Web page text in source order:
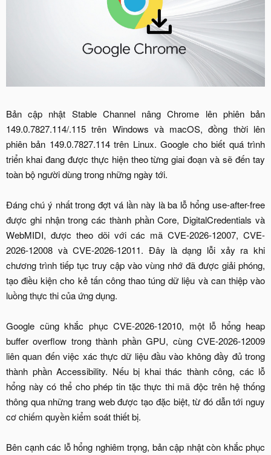
Bản cập nhật Stable Channel nâng Chrome lên phiên bản
149.0.7827.114/.115 trên Windows và macOS, đồng thời lên
phiên bản 149.0.7827.114 trên Linux. Google cho biết quá trình
triển khai đang được thực hiện theo từng giai đoạn và sẽ đến tay
toàn bộ người dùng trong những ngày tới.
Đáng chú ý nhất trong đợt vá lần này là ba lỗ hổng use-after-free
được ghi nhận trong các thành phần Core, DigitalCredentials và
WebMIDI, được theo dõi với các mã CVE-2026-12007, CVE-
2026-12008 và CVE-2026-12011. Đây là dạng lỗi xảy ra khi
chương trình tiếp tục truy cập vào vùng nhớ đã được giải phóng,
tạo điều kiện cho kẻ tấn công thao túng dữ liệu và can thiệp vào
luồng thực thi của ứng dụng.
Google cũng khắc phục CVE-2026-12010, một lỗ hổng heap
buffer overflow trong thành phần GPU, cùng CVE-2026-12009
liên quan đến việc xác thực dữ liệu đầu vào không đầy đủ trong
thành phần Accessibility. Nếu bị khai thác thành công, các lỗ
hổng này có thể cho phép tin tặc thực thi mã độc trên hệ thống
thông qua những trang web được tạo đặc biệt, từ đó dẫn tới nguy
cơ chiếm quyền kiểm soát thiết bị.
Bên cạnh các lỗ hổng nghiêm trọng, bản cập nhật còn khắc phục